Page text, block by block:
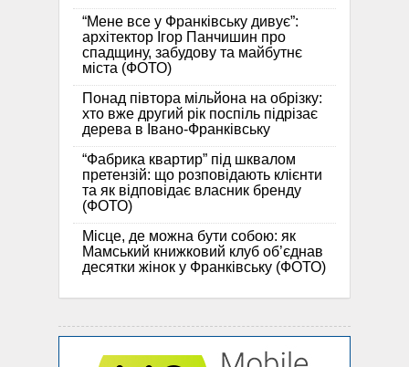
“Мене все у Франківську дивує”:
архітектор Ігор Панчишин про
спадщину, забудову та майбутнє
міста (ФОТО)
Понад півтора мільйона на обрізку:
хто вже другий рік поспіль підрізає
дерева в Івано-Франківську
“Фабрика квартир” під шквалом
претензій: що розповідають клієнти
та як відповідає власник бренду
(ФОТО)
Місце, де можна бути собою: як
Мамський книжковий клуб об’єднав
десятки жінок у Франківську (ФОТО)